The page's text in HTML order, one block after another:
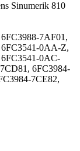
Sinumerik 810
7AF01,
0AA-Z,
0AC-
6FC3984-
7CE82,
1AA-Z,